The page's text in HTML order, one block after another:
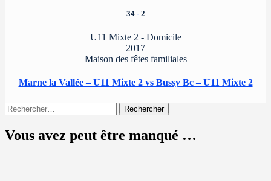
34- 2
U11 Mixte 2 - Domicile
2017
Maison des fêtes familiales
Marne la Vallée – U11 Mixte 2 vs Bussy Bc – U11 Mixte 2
Rechercher :
Vous avez peut être manqué …